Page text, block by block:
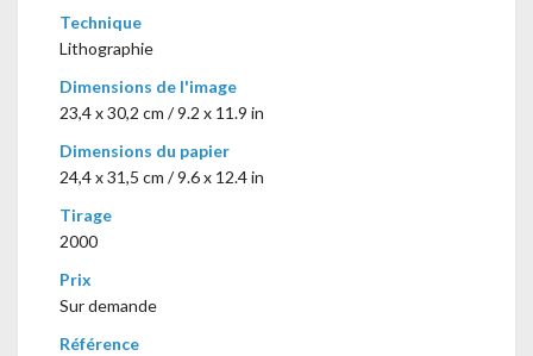
Technique
Lithographie
Dimensions de l'image
23,4 x 30,2 cm / 9.2 x 11.9 in
Dimensions du papier
24,4 x 31,5 cm / 9.6 x 12.4 in
Tirage
2000
Prix
Sur demande
Référence